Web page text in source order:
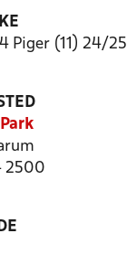
Piger (11) 24/25
2500